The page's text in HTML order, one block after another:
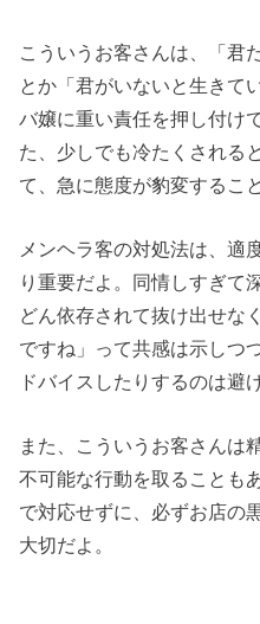
こういうお客さんは、「君
とか「君がいないと生きて
バ嬢に重い責任を押し付け
た、少しでも冷たくされる
て、急に態度が豹変するこ
メンヘラ客の対処法は、適
り重要だよ。同情しすぎて
どん依存されて抜け出せな
ですね」って共感は示しつ
ドバイスしたりするのは避
また、こういうお客さんは
不可能な行動を取ることも
で対応せずに、必ずお店の
大切だよ。